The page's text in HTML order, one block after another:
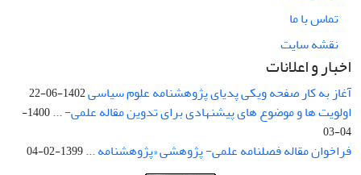
تماس با ما
نقشه سایت
اخبار و اعلانات
آغاز به کار صفحه ویکی پدیای پژوهشنامه علوم سیاسی1402-06-22
اولویت ها و موضوع های پیشنهادی برای تدوین مقاله علمی- ...
1400-
04-03
فراخوان مقاله فصلنامه علمی- پژوهشی «پژوهشنامه ...1399-02-04